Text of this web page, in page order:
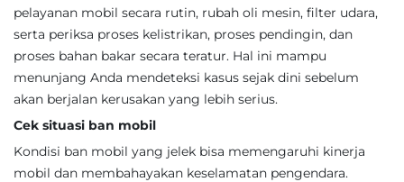
pelayanan mobil secara rutin, rubah oli mesin, filter udara,
serta periksa proses kelistrikan, proses pendingin, dan
proses bahan bakar secara teratur. Hal ini mampu
menunjang Anda mendeteksi kasus sejak dini sebelum
akan berjalan kerusakan yang lebih serius.
Cek situasi ban mobil
Kondisi ban mobil yang jelek bisa memengaruhi kinerja
mobil dan membahayakan keselamatan pengendara.